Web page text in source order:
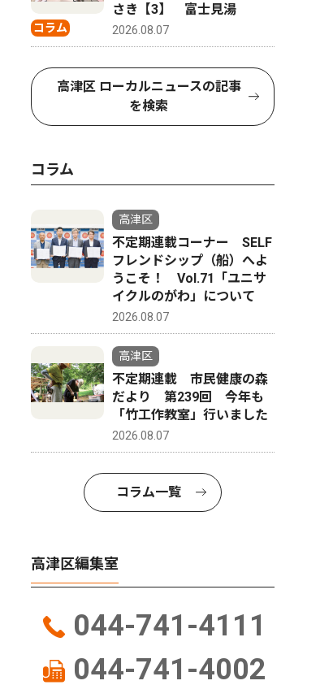
コラム
さき【3】 富士見湯
2026.08.07
高津区 ローカルニュースの記事
を検索
コラム
高津区
不定期連載コーナー SELF
フレンドシップ（船）へよ
うこそ！ Vol.71「ユニサ
イクルのがわ」について
2026.08.07
高津区
不定期連載 市民健康の森
だより 第239回 今年も
「竹工作教室」行いました
2026.08.07
コラム一覧
高津区編集室
044-741-4111
044-741-4002